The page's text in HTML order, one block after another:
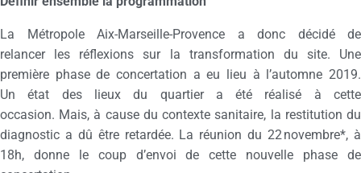
La Métropole Aix-Marseille-Provence a donc décidé de
relancer les réflexions sur la transformation du site. Une
première phase de concertation a eu lieu à l’automne 2019.
Un état des lieux du quartier a été réalisé à cette
occasion. Mais, à cause du contexte sanitaire, la restitution du
diagnostic a dû être retardée. La réunion du 22 novembre*, à
18h, donne le coup d’envoi de cette nouvelle phase de